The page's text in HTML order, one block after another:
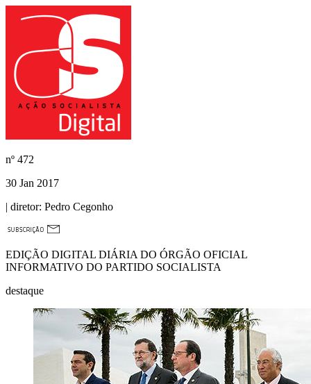
nº 472
30 Jan 2017
| diretor: Pedro Cegonho
EDIÇÃO DIGITAL DIÁRIA DO ÓRGÃO OFICIAL
INFORMATIVO DO PARTIDO SOCIALISTA
destaque